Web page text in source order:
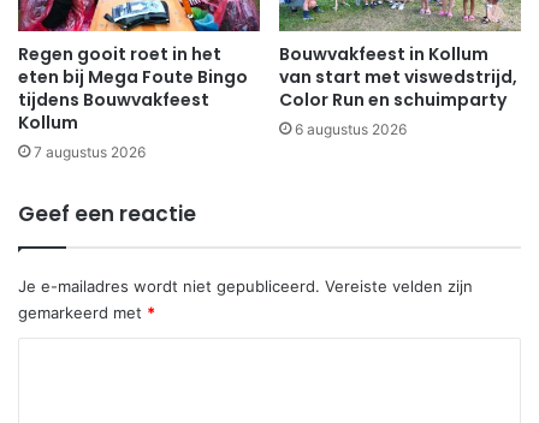
Regen gooit roet in het
eten bij Mega Foute Bingo
tijdens Bouwvakfeest
Kollum
7 augustus 2026
Bouwvakfeest in Kollum
van start met viswedstrijd,
Color Run en schuimparty
6 augustus 2026
Geef een reactie
Je e-mailadres wordt niet gepubliceerd. Vereiste velden zijn
gemarkeerd met *